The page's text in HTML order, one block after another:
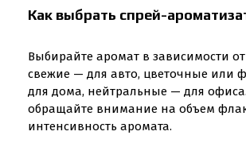
Как выбрать спрей-
Выбирайте аромат в зависимости
свежие — для авто, цветочные или
для дома, нейтральные — для
обращайте внимание на объем
интенсивность аромата.